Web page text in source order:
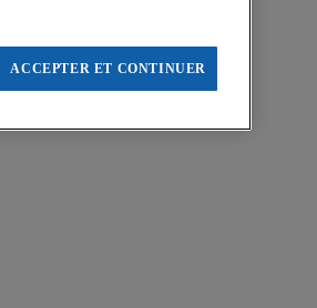
ACCEPTER ET CONTINUER